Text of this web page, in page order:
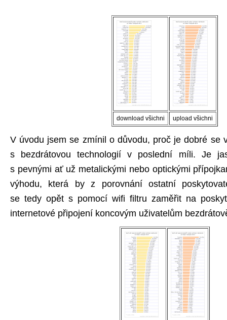
download všichni upload všichni
V úvodu jsem se zmínil o důvodu, proč je dobré se
s bezdrátovou technologií v poslední míli. Je
s pevnými ať už metalickými nebo optickými
výhodu, která by z porovnání ostatní
se tedy opět s pomocí wifi filtru zaměřit na
internetové připojení koncovým uživatelům